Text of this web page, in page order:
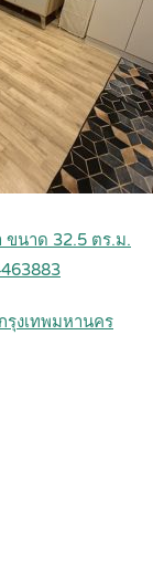
ขนาด 32.5 ตร.ม.
รุงเทพมหานคร